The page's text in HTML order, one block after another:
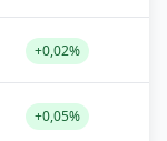
+0,02%
+0,05%